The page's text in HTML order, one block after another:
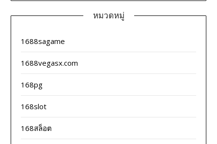
หมวดหมู่
1688sagame
1688vegasx.com
168pg
168slot
168สล็อต